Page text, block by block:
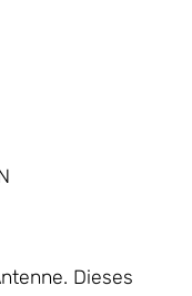
. Dieses